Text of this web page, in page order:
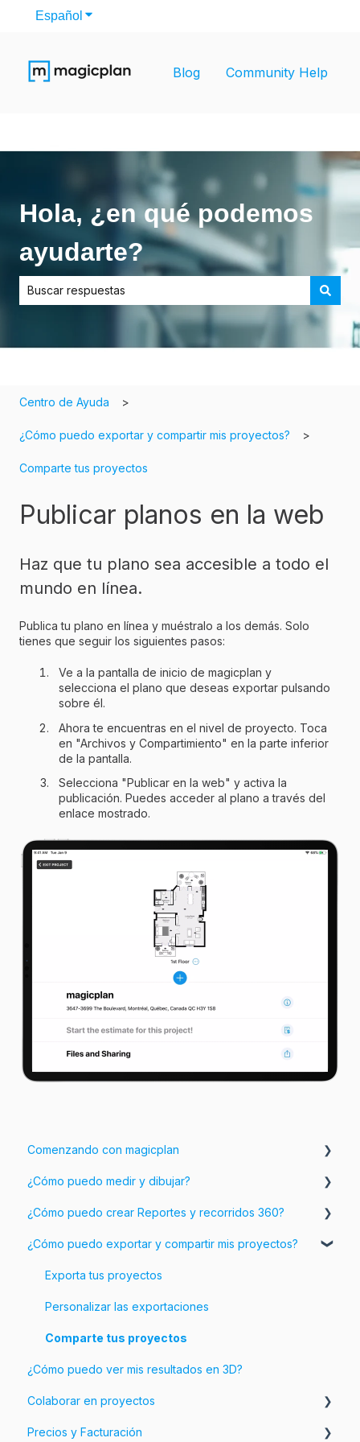
Español Traducciones de Mostrar submenú de
Blog Community Help
Hola, ¿en qué podemos
ayudarte?
No hay sugerencias porque el campo de búsqueda está
Centro de Ayuda
¿Cómo puedo exportar y compartir mis proyectos?
Comparte tus proyectos
Publicar planos en la web
Haz que tu plano sea accesible a todo el
mundo en línea.
Publica tu plano en línea y muéstralo a los demás. Solo
tienes que seguir los siguientes pasos:
Ve a la pantalla de inicio de magicplan y
selecciona el plano que deseas exportar pulsando
sobre él.
Ahora te encuentras en el nivel de proyecto. Toca
en "Archivos y Compartimiento" en la parte inferior
de la pantalla.
Selecciona "Publicar en la web" y activa la
publicación. Puedes acceder al plano a través del
enlace mostrado.
Comenzando con magicplan
Introducción a magicplan
Comenzando
¿Cómo puedo medir y dibujar?
Crear una habitación
Ajustar tu plano
Añadir objetos a tu plano
¿Cómo puedo crear Reportes y recorridos 360?
Añadir información e imágenes a tu plano
Personalizar tus Reportes
¿Cómo puedo exportar y compartir mis proyectos?
Exporta tus proyectos
Personalizar las exportaciones
Comparte tus proyectos
¿Cómo puedo ver mis resultados en 3D?
Colaborar en proyectos
Espacios de trabajo y Equipos
Precios y Facturación